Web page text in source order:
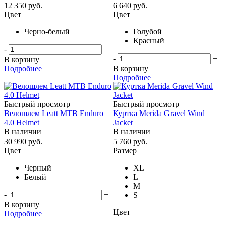
12 350 руб.
Цвет
Черно-белый
-
+
В корзину
Подробнее
6 640 руб.
Цвет
Голубой
Красный
-
+
В корзину
Подробнее
Быстрый просмотр
Велошлем Leatt MTB Enduro
4.0 Helmet
В наличии
30 990 руб.
Цвет
Черный
Белый
-
+
В корзину
Подробнее
Быстрый просмотр
Куртка Merida Gravel Wind
Jacket
В наличии
5 760 руб.
Размер
XL
L
M
S
Цвет